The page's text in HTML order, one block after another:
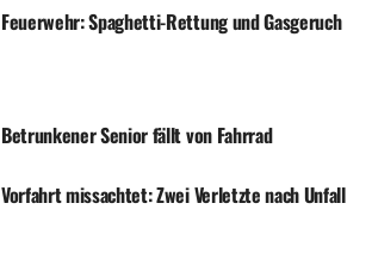
Feuerwehr: Spaghetti-Rettung und Gasgeruch
Betrunkener Senior fällt von Fahrrad
Vorfahrt missachtet: Zwei Verletzte nach Unfall